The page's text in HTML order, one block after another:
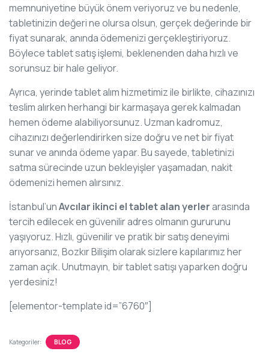
memnuniyetine büyük önem veriyoruz ve bu nedenle,
tabletinizin değeri ne olursa olsun, gerçek değerinde bir
fiyat sunarak, anında ödemenizi gerçekleştiriyoruz.
Böylece tablet satış işlemi, beklenenden daha hızlı ve
sorunsuz bir hale geliyor.
Ayrıca, yerinde tablet alım hizmetimiz ile birlikte, cihazınızı
teslim alırken herhangi bir karmaşaya gerek kalmadan
hemen ödeme alabiliyorsunuz. Uzman kadromuz,
cihazınızı değerlendirirken size doğru ve net bir fiyat
sunar ve anında ödeme yapar. Bu sayede, tabletinizi
satma sürecinde uzun bekleyişler yaşamadan, nakit
ödemenizi hemen alırsınız.
İstanbul’unAvcılar ikinci el tablet alan yerlerarasında
tercih edilecek en güvenilir adres olmanın gururunu
yaşıyoruz. Hızlı, güvenilir ve pratik bir satış deneyimi
arıyorsanız, Bozkır Bilişim olarak sizlere kapılarımız her
zaman açık. Unutmayın, bir tablet satışı yaparken doğru
yerdesiniz!
[elementor-template id=”6760″]
Kategoriler: BLOG